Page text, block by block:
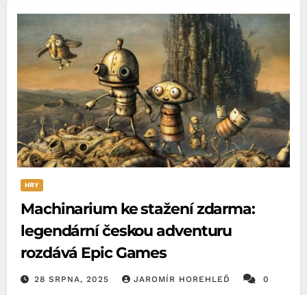
HRY
Machinarium ke stažení zdarma:
legendární českou adventuru
rozdává Epic Games
28 SRPNA, 2025 JAROMÍR HOREHLEĎ 0